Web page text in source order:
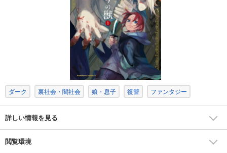
ダーク 裏社会・闇社会 娘・息子 復讐 ファンタジー
詳しい情報を見る
閲覧環境